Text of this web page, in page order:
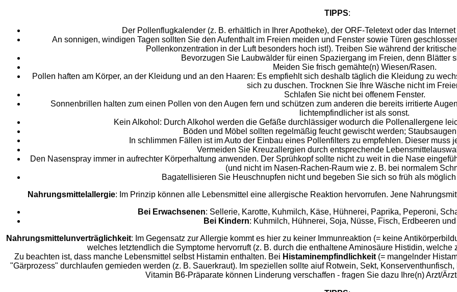
TIPPS:
Der Pollenflugkalender (z. B. erhältlich in Ihrer Apotheke), der ORF-Teletext oder das
An sonnigen, windigen Tagen sollten Sie den Aufenthalt im Freien meiden und Fenster sowie Türen
Pollenkonzentration in der Luft besonders hoch ist!). Treiben Sie während der
Bevorzugen Sie Laubwälder für einen Spaziergang im Freien, denn Blätter
Meiden Sie frisch gemähte(n) Wiesen/Rasen.
Pollen haften am Körper, an der Kleidung und an den Haaren: Es empfiehlt sich deshalb täglich die Kleidung zu
sich zu duschen. Trocknen Sie Ihre Wäsche nicht im
Schlafen Sie nicht bei offenem Fenster.
Sonnenbrillen halten zum einen Pollen von den Augen fern und schützen zum anderen die bereits irritierte
lichtempfindlicher ist als sonst.
Kein Alkohol: Durch Alkohol werden die Gefäße durchlässiger wodurch die Pollenallergene
Böden und Möbel sollten regelmäßig feucht gewischt werden;
In schlimmen Fällen ist im Auto der Einbau eines Pollenfilters zu empfehlen. Dieser muss
Vermeiden Sie Kreuzallergien durch entsprechende
Den Nasenspray immer in aufrechter Körperhaltung anwenden. Der Sprühkopf sollte nicht zu weit in die Nase
(und nicht im Nasen-Rachen-Raum wie z. B. bei normalem
Bagatellisieren Sie Heuschnupfen nicht und begeben Sie sich so früh als
Nahrungsmittelallergie: Im Prinzip können alle Lebensmittel eine allergische Reaktion hervorrufen. Jene
Bei Erwachsenen: Sellerie, Karotte, Kuhmilch, Käse, Hühnerei, Paprika, Peperoni,
Bei Kindern: Kuhmilch, Hühnerei, Soja, Nüsse, Fisch, Erdbeeren
Nahrungsmittelunverträglichkeit: Im Gegensatz zur Allergie kommt es hier zu keiner Immunreaktion (= keine
welches letztendlich die Symptome hervorruft (z. B. durch die enthaltene Aminosäure Histidin,
Zu beachten ist, dass manche Lebensmittel selbst Histamin enthalten. Bei Histaminempfindlichkeit(= mangelnder
"Gärprozess" durchlaufen gemieden werden (z. B. Sauerkraut). Im speziellen sollte aiuf Rotwein, Sekt,
Vitamin B6-Präparate können Linderung verschaffen - fragen Sie dazu Ihre(n) Arzt/